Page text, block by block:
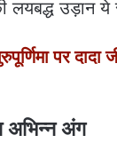
की लयबद्ध
पर दादा
अभिन्न अंग